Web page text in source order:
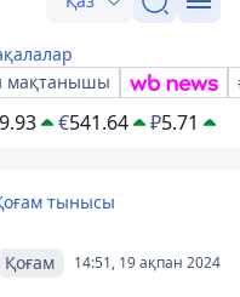
мақтанышы
€541.64 ₽5.71
тынысы
14:51, 19 ақпан 2024
Қоғам